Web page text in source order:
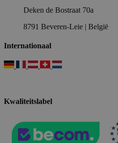
Deken de Bostraat 70a
8791 Beveren-Leie | België
Internationaal
Kwaliteitslabel